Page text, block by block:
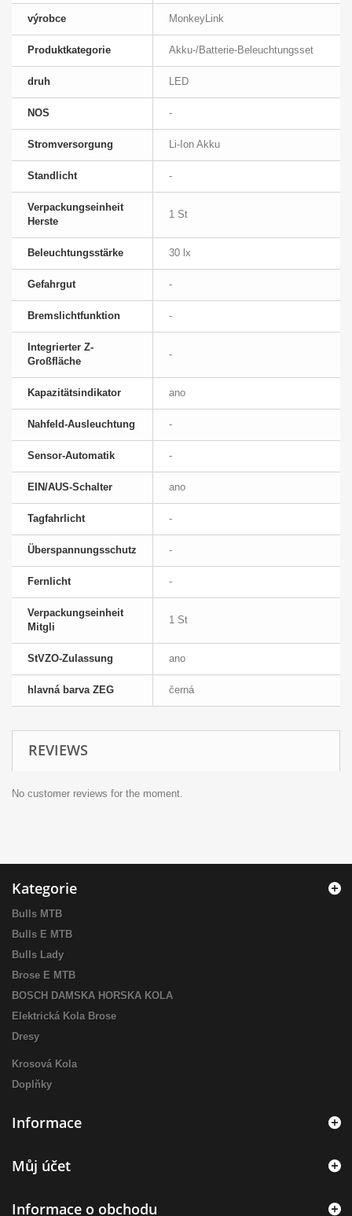
výrobce MonkeyLink
Produktkategorie Akku-/Batterie-Beleuchtungsset
druh LED
NOS -
Stromversorgung Li-Ion Akku
Standlicht -
Verpackungseinheit
Herste
1 St
Beleuchtungsstärke 30 lx
Gefahrgut -
Bremslichtfunktion -
Integrierter Z-
Großfläche
-
Kapazitätsindikator ano
Nahfeld-Ausleuchtung -
Sensor-Automatik -
EIN/AUS-Schalter ano
Tagfahrlicht -
Überspannungsschutz -
Fernlicht -
Verpackungseinheit
Mitgli
1 St
StVZO-Zulassung ano
hlavná barva ZEG černá
REVIEWS
No customer reviews for the moment.
Kategorie
Bulls MTB
Bulls E MTB
Bulls Lady
Brose E MTB
BOSCH DAMSKA HORSKA KOLA
Elektrická Kola Brose
Dresy
Krosová Kola
Doplňky
Informace
Můj účet
Informace o obchodu